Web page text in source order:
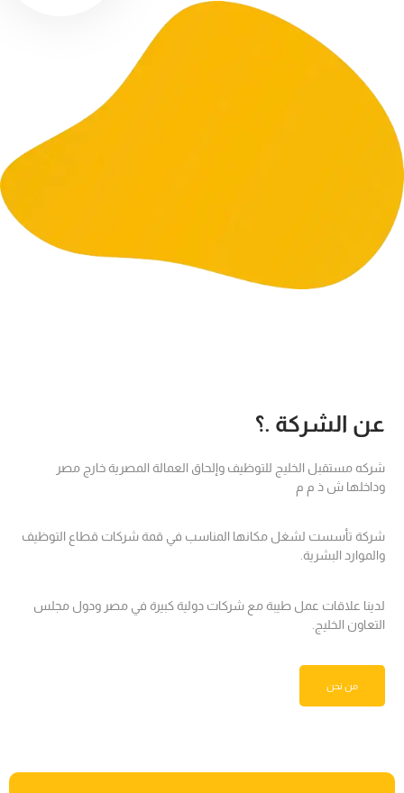
عن الشركة .؟
شركه مستقبل الخليج للتوظيف وإلحاق العمالة المصرية خارج مصر
وداخلها ش ذ م م
شركة تأسست لشغل مكانها المناسب في قمة شركات قطاع التوظيف
والموارد البشرية.
لدينا علاقات عمل طيبة مع شركات دولية كبيرة في مصر ودول مجلس
التعاون الخليج.
من نحن